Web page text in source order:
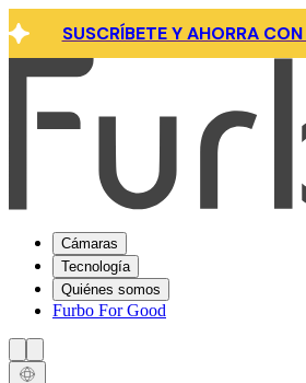
SUSCRÍBETE Y AHORRA
Cámaras
Tecnología
Quiénes somos
Furbo For Good